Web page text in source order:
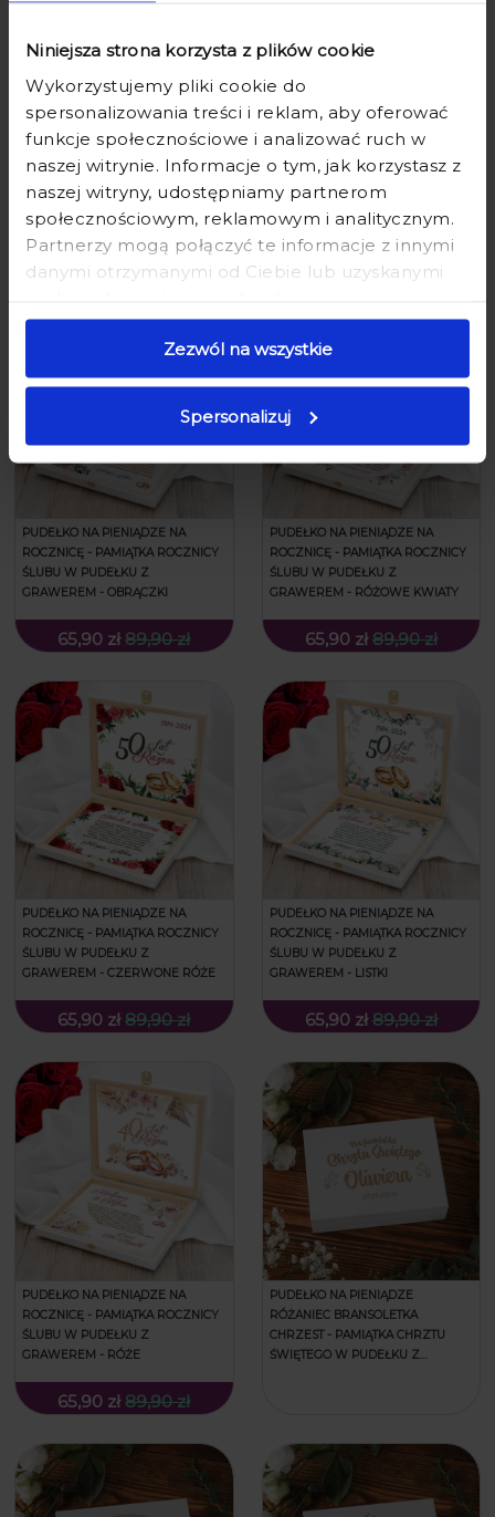
Niniejsza strona korzysta z plików cookie
Wykorzystujemy pliki cookie do
spersonalizowania treści i reklam, aby oferować
funkcje społecznościowe i analizować ruch w
naszej witrynie. Informacje o tym, jak korzystasz z
naszej witryny, udostępniamy partnerom
społecznościowym, reklamowym i analitycznym.
Partnerzy mogą połączyć te informacje z innymi
danymi otrzymanymi od Ciebie lub uzyskanymi
Zezwól na wszystkie
Spersonalizuj
PUDEŁKO NA PIENIĄDZE NA 18
URODZINY 18-STKĘ - SZKATUŁKA
NA PIENIĄDZE NA OSIEMNASTKĘ -
RÓŻOWA BABECZKA
65,90 zł 89,90 zł
URODZINY 18-STKĘ - SZKATUŁKA
NA PIENIĄDZE NA OSIEMNASTKĘ -
ZASTRZYK GOTÓWKI
65,90 zł 89,90 zł
PUDEŁKO NA PIENIĄDZE NA
ROCZNICĘ - PAMIĄTKA ROCZNICY
ŚLUBU W PUDEŁKU Z
GRAWEREM - OBRĄCZKI
65,90 zł 89,90 zł
PUDEŁKO NA PIENIĄDZE NA
ROCZNICĘ - PAMIĄTKA ROCZNICY
ŚLUBU W PUDEŁKU Z
GRAWEREM - RÓŻOWE KWIATY
65,90 zł 89,90 zł
PUDEŁKO NA PIENIĄDZE NA
ROCZNICĘ - PAMIĄTKA ROCZNICY
ŚLUBU W PUDEŁKU Z
GRAWEREM - CZERWONE RÓŻE
65,90 zł 89,90 zł
PUDEŁKO NA PIENIĄDZE NA
ROCZNICĘ - PAMIĄTKA ROCZNICY
ŚLUBU W PUDEŁKU Z
GRAWEREM - LISTKI
65,90 zł 89,90 zł
PUDEŁKO NA PIENIĄDZE NA
ROCZNICĘ - PAMIĄTKA ROCZNICY
ŚLUBU W PUDEŁKU Z
GRAWEREM - RÓŻE
65,90 zł 89,90 zł
PUDEŁKO NA PIENIĄDZE
RÓŻANIEC BRANSOLETKA
CHRZEST - PAMIĄTKA CHRZTU
ŚWIĘTEGO W PUDEŁKU Z